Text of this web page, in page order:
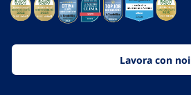
Lavora con noi